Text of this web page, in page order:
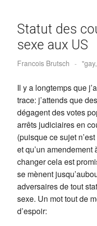
Statut des
sexe aux US
Francois Brutsch -
Il y a longtemps que
trace: j’attends que
dégagent des votes
arrêts judiciaires en
(puisque ce sujet
et qu’un
changer cela est
se mènent
adversaires de tout
sexe. Un mot tout de
d’espoir: